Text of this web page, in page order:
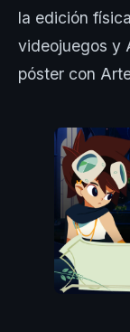
la edición
videojuegos y
póster con